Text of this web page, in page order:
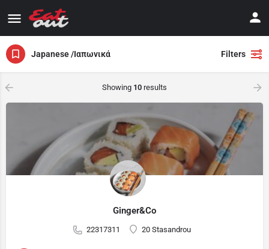
Japanese /Ιαπωνικά Filters
Showing 10 results
Ginger&Co
22317311 20 Stasandrou